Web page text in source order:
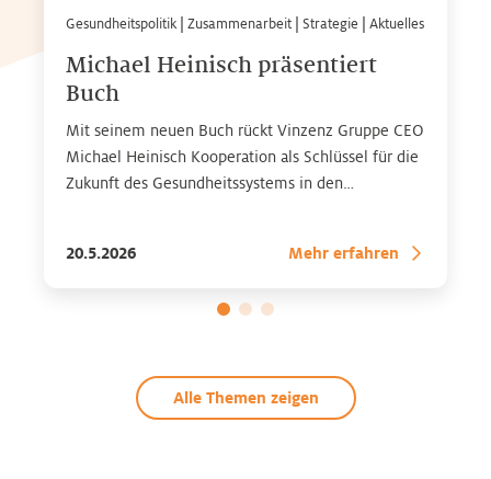
Gesundheitspolitik Zusammenarbeit Strategie Aktuelles
Michael Heinisch präsentiert
Buch
Mit seinem neuen Buch rückt Vinzenz Gruppe CEO
Michael Heinisch Kooperation als Schlüssel für die
Zukunft des Gesundheitssystems in den
20.5.2026 Mehr erfahren
Alle Themen zeigen